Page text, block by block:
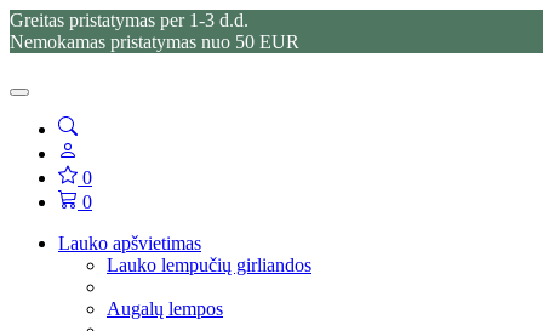
Greitas pristatymas per 1-3 d.d.
Nemokamas pristatymas nuo 50 EUR
0
0
Lauko apšvietimas
Lauko lempučių girliandos
Augalų lempos